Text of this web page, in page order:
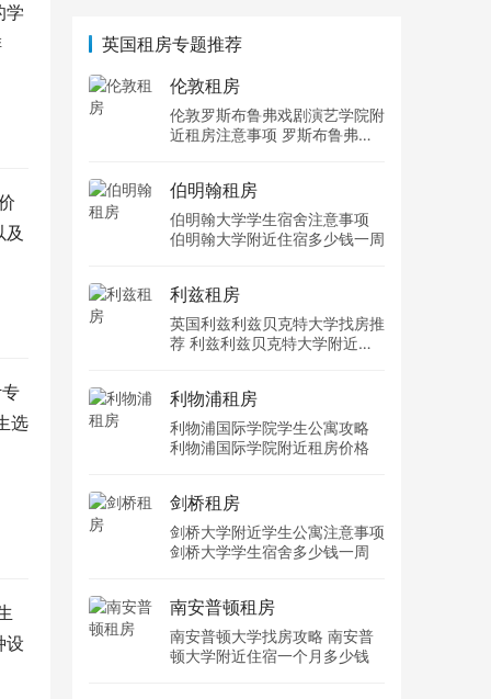
学
选
设
英国租房专题推荐
伦敦租房
伦敦罗斯布鲁弗戏剧演艺学院附
近租房注意事项 罗斯布鲁弗戏
伯明翰租房
伯明翰大学学生宿舍注意事项
伯明翰大学附近住宿多少钱一周
利兹租房
英国利兹利兹贝克特大学找房推
荐 利兹利兹贝克特大学附近住
利物浦租房
利物浦国际学院学生公寓攻略
利物浦国际学院附近租房价格
剑桥租房
剑桥大学附近学生公寓注意事项
剑桥大学学生宿舍多少钱一周
南安普顿租房
南安普顿大学找房攻略 南安普
顿大学附近住宿一个月多少钱